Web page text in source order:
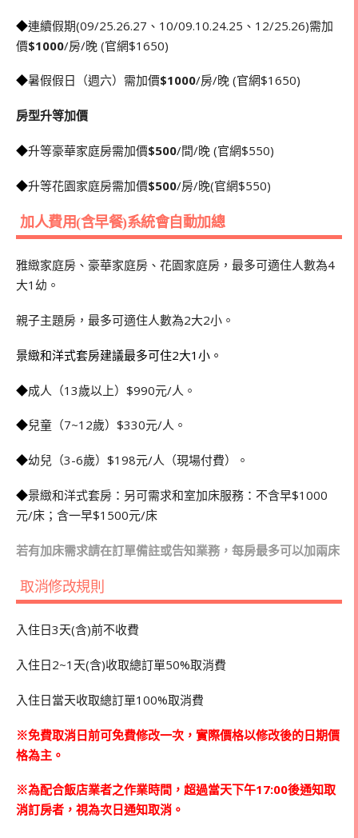
◆連續假期(09/25.26.27、10/09.10.24.25、12/25.26)需加
價$1000/房/晚 (官網$1650)
◆暑假假日（週六）需加價$1000/房/晚 (官網$1650)
房型升等加價
◆升等豪華家庭房需加價$500/間/晚 (官網$550)
◆升等花園家庭房需加價$500/房/晚(官網$550)
加人費用(含早餐)系統會自動加總
雅緻家庭房、豪華家庭房、花園家庭房，最多可適住人數為4
大1幼。
親子主題房，最多可適住人數為2大2小。
景緻和洋式套房建議最多可住2大1小。
◆成人（13歲以上）$990元/人。
◆兒童（7~12歲）$330元/人。
◆幼兒（3-6歲）$198元/人（現場付費）。
◆景緻和洋式套房：另可需求和室加床服務：不含早$1000
元/床；含一早$1500元/床
若有加床需求請在訂單備註或告知業務，每房最多可以加兩床
取消修改規則
入住日3天(含)前不收費
入住日2~1天(含)收取總訂單50%取消費
入住日當天收取總訂單100%取消費
※免費取消日前可免費修改一次，實際價格以修改後的日期價
格為主。
※為配合飯店業者之作業時間，超過當天下午17:00後通知取
消訂房者，視為次日通知取消。